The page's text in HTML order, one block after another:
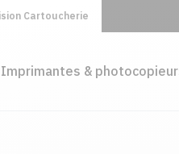
Cartoucherie
Imprimantes &